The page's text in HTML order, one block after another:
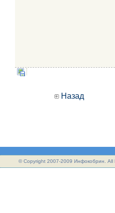
Назад
© Copyright 2007-2009 Инфокобрин. All